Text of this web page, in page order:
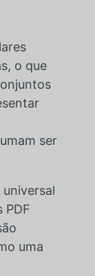
o que
ser
PDF
uma